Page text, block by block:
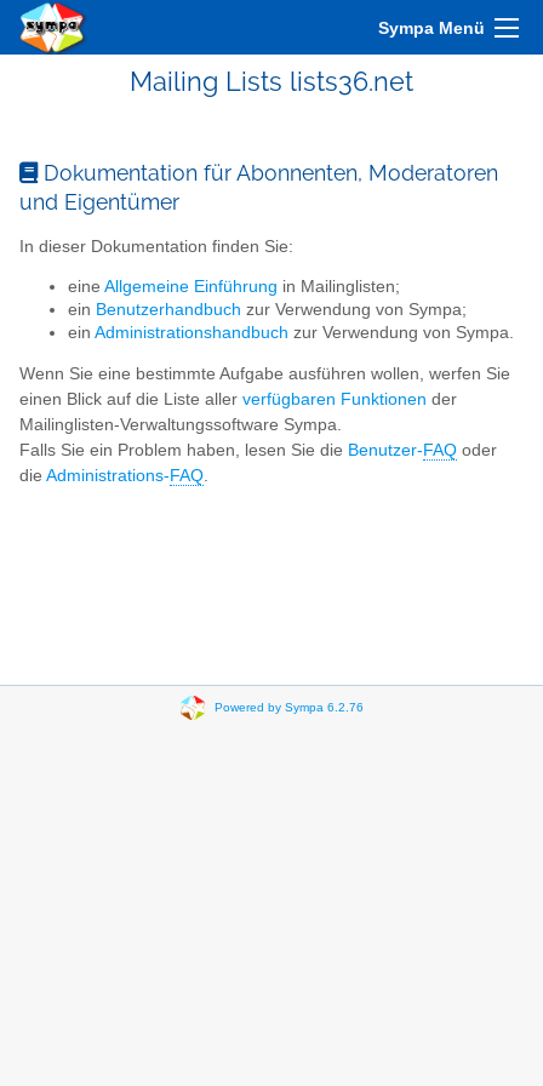
Sympa Menü
Mailing Lists lists36.net
Dokumentation für Abonnenten, Moderatoren
und Eigentümer
In dieser Dokumentation finden Sie:
eine Allgemeine Einführung in Mailinglisten;
ein Benutzerhandbuch zur Verwendung von Sympa;
ein Administrationshandbuch zur Verwendung von Sympa.
Wenn Sie eine bestimmte Aufgabe ausführen wollen, werfen Sie
einen Blick auf die Liste aller verfügbaren Funktionen der
Mailinglisten-Verwaltungssoftware Sympa.
Falls Sie ein Problem haben, lesen Sie die Benutzer- FAQ oder
die Administrations- FAQ
Powered by Sympa 6.2.76